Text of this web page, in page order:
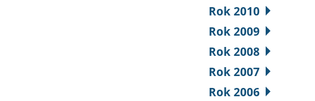
Rok 2010
Rok 2009
Rok 2008
Rok 2007
Rok 2006